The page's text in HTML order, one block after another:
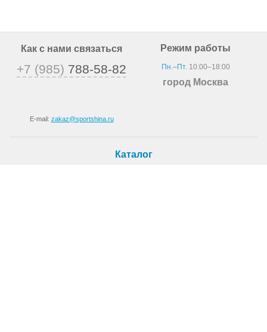
Как с нами связаться
+7 (985) 788-58-82
E-mail: zakaz@sportshina.ru
Режим работы
Пн.–Пт.10:00–18:00
город Москва
Каталог